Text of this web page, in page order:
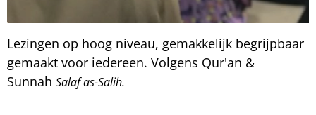
Lezingen op hoog niveau, gemakkelijk begrijpbaar
gemaakt voor iedereen. Volgens Qur'an &
Sunnah Salaf as-Salih.